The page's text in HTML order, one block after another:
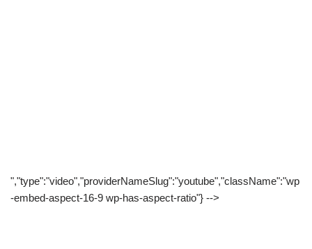
","type":"video","providerNameSlug":"youtube","className":"wp
-embed-aspect-16-9 wp-has-aspect-ratio"} -->